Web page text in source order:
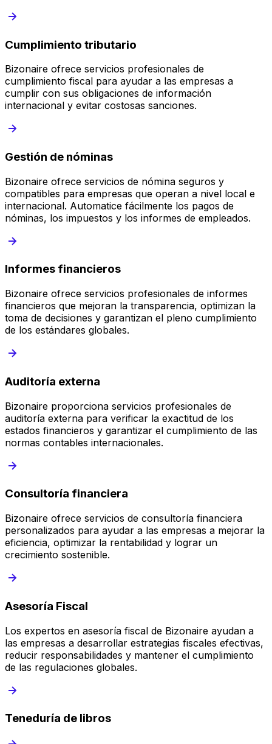
Cumplimiento tributario
Bizonaire ofrece servicios profesionales de
cumplimiento fiscal para ayudar a las empresas a
cumplir con sus obligaciones de información
internacional y evitar costosas sanciones.
Gestión de nóminas
Bizonaire ofrece servicios de nómina seguros y
compatibles para empresas que operan a nivel local e
internacional. Automatice fácilmente los pagos de
nóminas, los impuestos y los informes de empleados.
Informes financieros
Bizonaire ofrece servicios profesionales de informes
financieros que mejoran la transparencia, optimizan la
toma de decisiones y garantizan el pleno cumplimiento
de los estándares globales.
Auditoría externa
Bizonaire proporciona servicios profesionales de
auditoría externa para verificar la exactitud de los
estados financieros y garantizar el cumplimiento de las
normas contables internacionales.
Consultoría financiera
Bizonaire ofrece servicios de consultoría financiera
personalizados para ayudar a las empresas a mejorar la
eficiencia, optimizar la rentabilidad y lograr un
crecimiento sostenible.
Asesoría Fiscal
Los expertos en asesoría fiscal de Bizonaire ayudan a
las empresas a desarrollar estrategias fiscales efectivas,
reducir responsabilidades y mantener el cumplimiento
de las regulaciones globales.
Teneduría de libros